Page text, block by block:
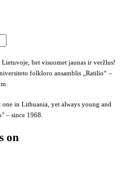
Lietuvoje, bet visuomet jaunas ir veržlus!
folkloro ansamblis „Ratilio“ –
one in Lithuania, yet always young and
– since 1968.
on